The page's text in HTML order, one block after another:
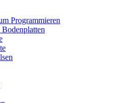
Programmieren
Bodenplatten